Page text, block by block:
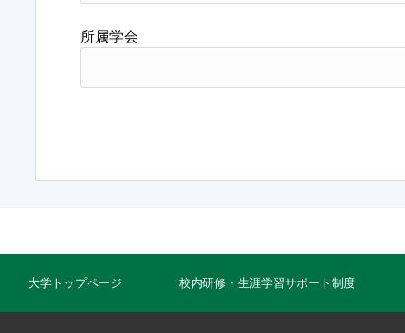
所属学会
大学トップページ 校内研修・生涯学習サポート制度